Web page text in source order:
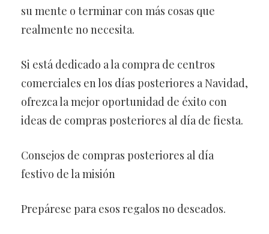
su mente o terminar con más cosas que
realmente no necesita.
Si está dedicado a la compra de centros
comerciales en los días posteriores a Navidad,
ofrezca la mejor oportunidad de éxito con
ideas de compras posteriores al día de fiesta.
Consejos de compras posteriores al día
festivo de la misión
Prepárese para esos regalos no deseados.